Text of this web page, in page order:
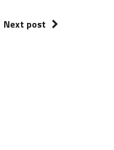
Next post